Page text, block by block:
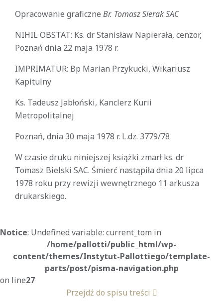
Opracowanie graficzne Br. Tomasz Sierak SAC
NIHIL OBSTAT: Ks. dr Stanisław Napierała, cenzor,
Poznań dnia 22 maja 1978 r.
IMPRIMATUR: Bp Marian Przykucki, Wikariusz
Kapitulny
Ks. Tadeusz Jabłoński, Kanclerz Kurii
Metropolitalnej
Poznań, dnia 30 maja 1978 r. L.dz. 3779/78
W czasie druku niniejszej książki zmarł ks. dr
Tomasz Bielski SAC. Śmierć nastąpiła dnia 20 lipca
1978 roku przy rewizji wewnętrznego 11 arkusza
drukarskiego.
Notice: Undefined variable: current_tom in
/home/pallotti/public_html/wp-
content/themes/Instytut-Pallottiego/template-
parts/post/pisma-navigation.php
on line27
Przejdź do spisu treści